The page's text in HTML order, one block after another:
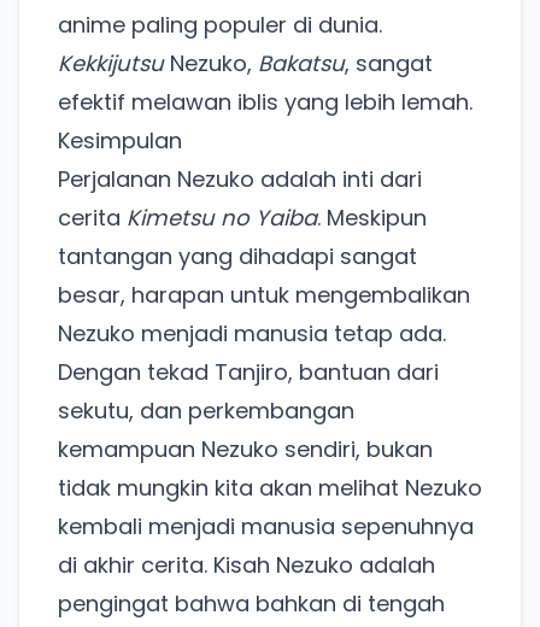
anime paling populer di dunia.
KekkijutsuNezuko, Bakatsu, sangat
efektif melawan iblis yang lebih lemah.
Kesimpulan
Perjalanan Nezuko adalah inti dari
cerita Kimetsu no Yaiba. Meskipun
tantangan yang dihadapi sangat
besar, harapan untuk mengembalikan
Nezuko menjadi manusia tetap ada.
Dengan tekad Tanjiro, bantuan dari
sekutu, dan perkembangan
kemampuan Nezuko sendiri, bukan
tidak mungkin kita akan melihat Nezuko
kembali menjadi manusia sepenuhnya
di akhir cerita. Kisah Nezuko adalah
pengingat bahwa bahkan di tengah
Ada Website Baru!
Khusus untuk kamu yang mau coba
Punya website SMM baru nih! Coba BulkFame
untuk pengalaman lebih baik.
Tanpa daftar ulang, gratis dicoba. Kamu tetap bisa
pakai Zona Sosmed kapan saja.
Coba BulkFame